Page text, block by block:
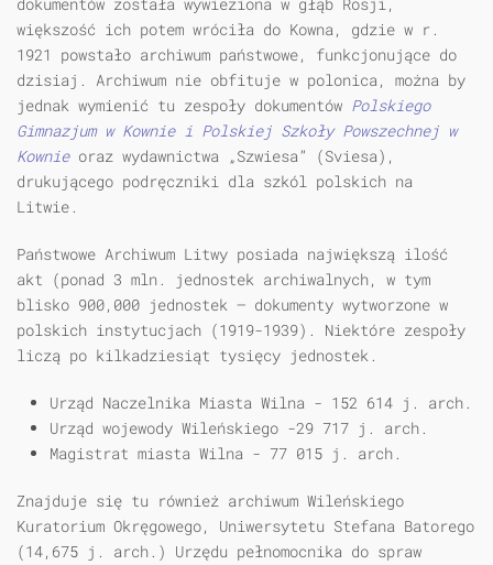
większość ich potem wróciła do Kowna, gdzie w r.
1921 powstało archiwum państwowe, funkcjonujące do
dzisiaj. Archiwum nie obfituje w polonica, można by
jednak wymienić tu zespoły dokumentów Polskiego
Gimnazjum w Kownie i Polskiej Szkoły Powszechnej w
Kownieoraz wydawnictwa „Szwiesa” (Sviesa),
drukującego podręczniki dla szkól polskich na
Litwie.
Państwowe Archiwum Litwy posiada największą ilość
akt (ponad 3 mln. jednostek archiwalnych, w tym
blisko 900,000 jednostek — dokumenty wytworzone w
polskich instytucjach (1919-1939). Niektóre zespoły
liczą po kilkadziesiąt tysięcy jednostek.
Urząd Naczelnika Miasta Wilna - 152 614 j. arch.
Urząd wojewody Wileńskiego -29 717 j. arch.
Magistrat miasta Wilna - 77 015 j. arch.
Znajduje się tu również archiwum Wileńskiego
Kuratorium Okręgowego, Uniwersytetu Stefana Batorego
(14,675 j. arch.) Urzędu pełnomocnika do spraw